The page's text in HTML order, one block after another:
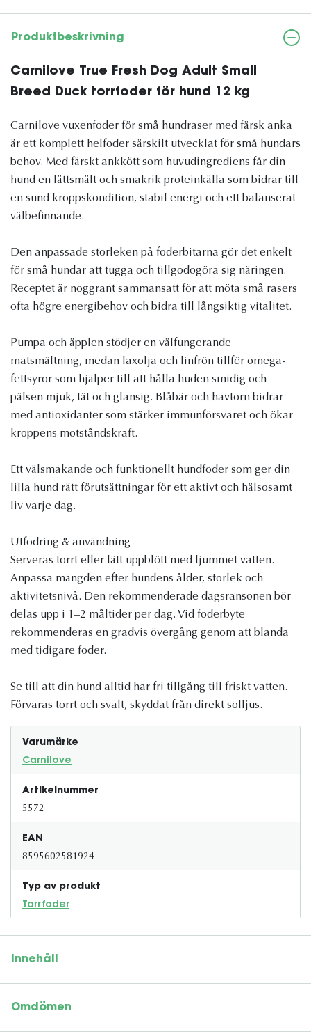
Produktbeskrivning
Carnilove True Fresh Dog Adult Small
Breed Duck torrfoder för hund 12 kg
Carnilove vuxenfoder för små hundraser med färsk anka
är ett komplett helfoder särskilt utvecklat för små hundars
behov. Med färskt ankkött som huvudingrediens får din
hund en lättsmält och smakrik proteinkälla som bidrar till
en sund kroppskondition, stabil energi och ett balanserat
välbefinnande.
Den anpassade storleken på foderbitarna gör det enkelt
för små hundar att tugga och tillgodogöra sig näringen.
Receptet är noggrant sammansatt för att möta små rasers
ofta högre energibehov och bidra till långsiktig vitalitet.
Pumpa och äpplen stödjer en välfungerande
matsmältning, medan laxolja och linfrön tillför omega-
fettsyror som hjälper till att hålla huden smidig och
pälsen mjuk, tät och glansig. Blåbär och havtorn bidrar
med antioxidanter som stärker immunförsvaret och ökar
kroppens motståndskraft.
Ett välsmakande och funktionellt hundfoder som ger din
lilla hund rätt förutsättningar för ett aktivt och hälsosamt
liv varje dag.
Utfodring & användning
Serveras torrt eller lätt uppblött med ljummet vatten.
Anpassa mängden efter hundens ålder, storlek och
aktivitetsnivå. Den rekommenderade dagsransonen bör
delas upp i 1–2 måltider per dag. Vid foderbyte
rekommenderas en gradvis övergång genom att blanda
med tidigare foder.
Se till att din hund alltid har fri tillgång till friskt vatten.
Förvaras torrt och svalt, skyddat från direkt solljus.
Varumärke
Carnilove
Artikelnummer
5572
EAN
8595602581924
Typ av produkt
Torrfoder
Innehåll
Omdömen